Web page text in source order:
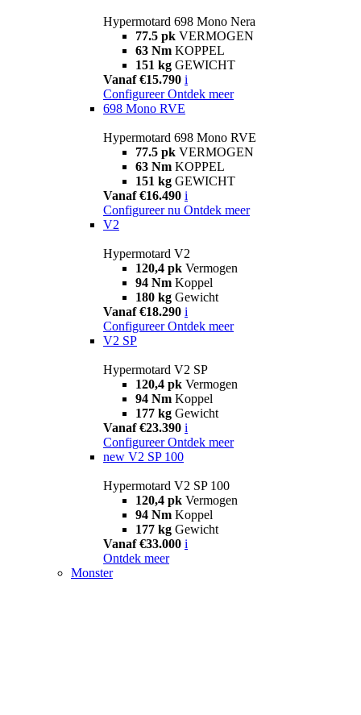
Hypermotard 698 Mono Nera
77.5 pk VERMOGEN
63 Nm KOPPEL
151 kg GEWICHT
Vanaf €15.790 i
Configureer Ontdek meer
698 Mono RVE
Hypermotard 698 Mono RVE
77.5 pk VERMOGEN
63 Nm KOPPEL
151 kg GEWICHT
Vanaf €16.490 i
Configureer nu Ontdek meer
V2
Hypermotard V2
120,4 pk Vermogen
94 Nm Koppel
180 kg Gewicht
Vanaf €18.290 i
Configureer Ontdek meer
V2 SP
Hypermotard V2 SP
120,4 pk Vermogen
94 Nm Koppel
177 kg Gewicht
Vanaf €23.390 i
Configureer Ontdek meer
new V2 SP 100
Hypermotard V2 SP 100
120,4 pk Vermogen
94 Nm Koppel
177 kg Gewicht
Vanaf €33.000 i
Ontdek meer
Monster